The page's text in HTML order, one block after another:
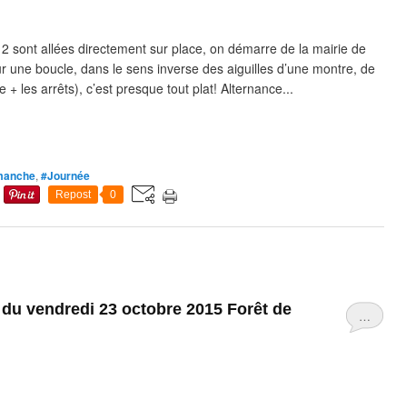
sont allées directement sur place, on démarre de la mairie de
une boucle, dans le sens inverse des aiguilles d’une montre, de
+ les arrêts), c’est presque tout plat! Alternance...
, #Journée
Repost 0
…
vendredi 23 octobre 2015 ​​​​​​​Forêt de